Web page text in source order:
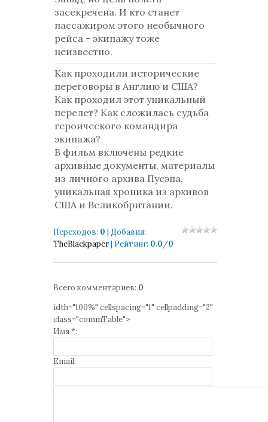
засекречена. И кто станет
пассажиром этого необычного
рейса - экипажу тоже
неизвестно.
Как проходили исторические
переговоры в Англию и США?
Как проходил этот уникальный
перелет? Как сложилась судьба
героического командира
экипажа?
В фильм включены редкие
архивные документы, материалы
из личного архива Пусэпа,
уникальная хроника из архивов
США и Великобритании.
Переходов: 0 | Добавил:
TheBlackpaper| Рейтинг: 0.0/0
Всего комментариев: 0
idth="100%" cellspacing="1" cellpadding="2"
class="commTable">
Имя *:
Email: